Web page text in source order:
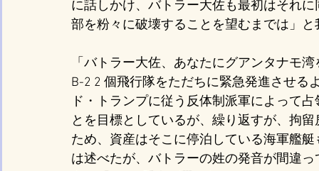
に話しかけ、バトラー大佐も最初はそれ
部を粉々に破壊することを望むまでは」
「バトラー大佐、あなたにグアンタナモ
B-2 2 個飛行隊をただちに緊急発進させる
ド・トランプに従う反体制派軍によって
とを目標としているが、繰り返すが、拘
ため、資産はそこに停泊している海軍艦
は述べたが、バトラーの姓の発音が間違